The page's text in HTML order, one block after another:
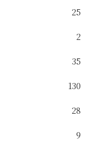
25
2
35
130
28
9